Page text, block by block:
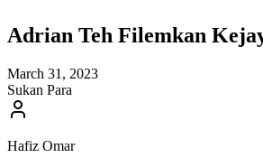
Adrian Teh Filemkan
March 31, 2023
Sukan Para
Hafiz Omar